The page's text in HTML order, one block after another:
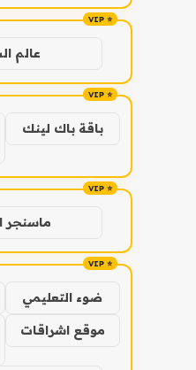
عالم
باقة باك لينك
ماسنجر
ضوء التعليمي
موقع اشراقات